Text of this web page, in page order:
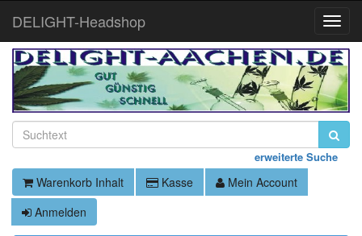
erweiterte Suche
Warenkorb Inhalt Kasse
Mein Account
Anmelden
Toggle
DELIGHT-Headshop